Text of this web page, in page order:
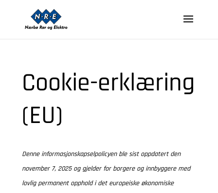
Cookie-erklæring
(EU)
Denne informasjonskapselpolicyen ble sist oppdatert den
november 7, 2025 og gjelder for borgere og innbyggere med
lovlig permanent opphold i det europeiske økonomiske